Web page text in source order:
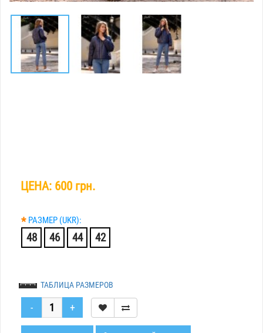
ЦЕНА: 600 грн.
* РАЗМЕР (UKR):
48 46 44 42
ТАБЛИЦА РАЗМЕРОВ